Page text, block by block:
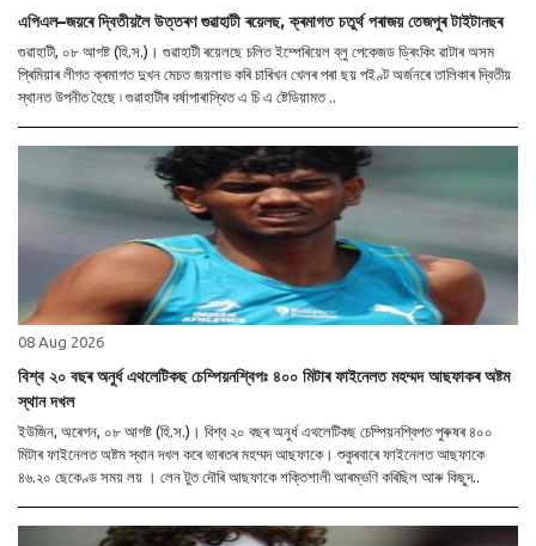
এপিএল–জয়ৰে দ্বিতীয়লৈ উত্তৰণ গুৱাহাটী ৰয়েলছ, ক্ৰমাগত চতুৰ্থ পৰাজয় তেজপুৰ টাইটানছৰ
গুৱাহাটী, ০৮ আগষ্ট (হি.স.)। গুৱাহাটী ৰয়েলছে চলিত ইম্পেৰিয়েল ব্লু পেকেজড ড্ৰিংকিং ৱাটাৰ অসম
প্ৰিমিয়াৰ লীগত ক্ৰমাগত দুখন মেচত জয়লাভ কৰি চাৰিখন খেলৰ পৰা ছয় পইণ্ট অৰ্জনৰে তালিকাৰ দ্বিতীয়
স্থানত উপনীত হৈছে ৷ গুৱাহাটীৰ বৰ্ষাপাৰাস্থিত এ চি এ ষ্টেডিয়ামত ..
08 Aug 2026
বিশ্ব ২০ বছৰ অনুৰ্ধ এথলেটিকছ চেম্পিয়নশ্বিপঃ ৪০০ মিটাৰ ফাইনেলত মহম্মদ আছফাকৰ অষ্টম
স্থান দখল
ইউজিন, অৰেগন, ০৮ আগষ্ট (হি.স.)। বিশ্ব ২০ বছৰ অনুৰ্ধ এথলেটিকছ চেম্পিয়নশ্বিপত পুৰুষৰ ৪০০
মিটাৰ ফাইনেলত অষ্টম স্থান দখল কৰে ভাৰতৰ মহম্মদ আছফাকে। শুকুৰবাৰে ফাইনেলত আছফাকে
৪৬.২০ ছেকেণ্ড সময় লয় । লেন টুত দৌৰি আছফাকে শক্তিশালী আৰম্ভণি কৰিছিল আৰু কিছুদ..